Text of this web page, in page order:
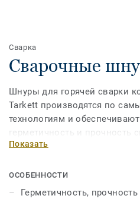
Сварка
Сварочные
Шнуры для горячей сварки
Tarkett производятся по
технологиям и
герметичность и прочность
ассортимент позволит
Показать
ОСОБЕННОСТИ
Герметичность,